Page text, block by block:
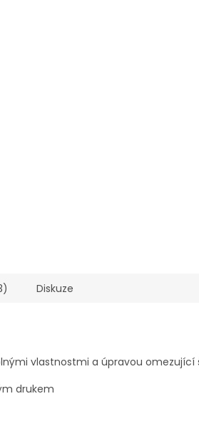
Diskuze
vlastnostmi a úpravou omezující
drukem